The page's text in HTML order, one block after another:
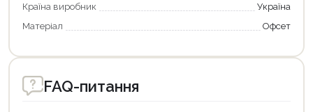
Країна виробник
Україна
Матеріал
Офсет
FAQ-питання